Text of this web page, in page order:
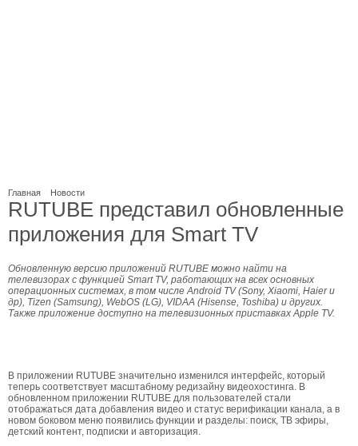
Главная Новости
RUTUBE представил обновленные
приложения для Smart TV
Обновленную версию приложений RUTUBE можно найти на
телевизорах с функцией Smart TV, работающих на всех основных
операционных системах, в том числе Android TV (Sony, Xiaomi, Haier и
др), Tizen (Samsung), WebOS (LG), VIDAA (Hisense, Toshiba) и других.
Также приложение доступно на телевизионных приставках Apple TV.
В приложении RUTUBE значительно изменился интерфейс, который
теперь соответствует масштабному редизайну видеохостинга. В
обновленном приложении RUTUBE для пользователей стали
отображаться дата добавления видео и статус верификации канала, а в
новом боковом меню появились функции и разделы: поиск, ТВ эфиры,
детский контент, подписки и авторизация.